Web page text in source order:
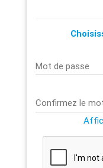
Mot de passe
Confirmez le